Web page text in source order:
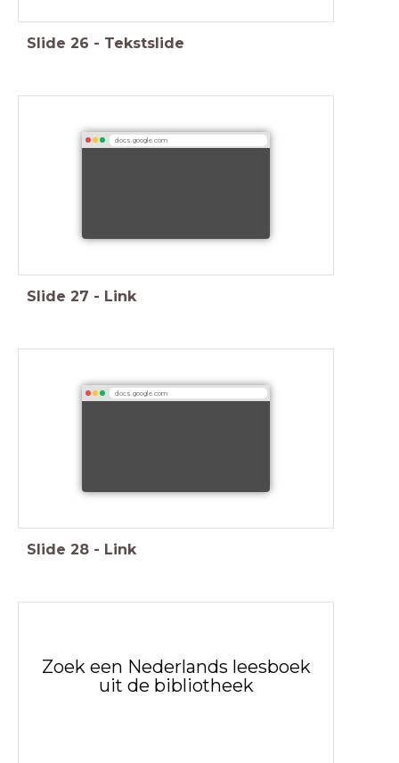
Slide 26 - Tekstslide
docs.google.com
Slide 27 - Link
docs.google.com
Slide 28 - Link
Zoek een Nederlands leesboek
uit de bibliotheek